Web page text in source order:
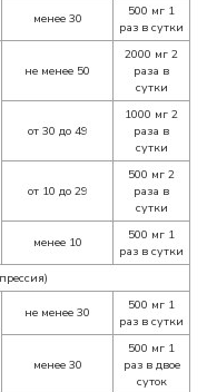
менее 30
500 мг 1
раз в сутки
не менее 50
2000 мг 2
раза в
сутки
от 30 до 49
1000 мг 2
раза в
сутки
от 10 до 29
500 мг 2
раза в
сутки
менее 10
500 мг 1
раз в сутки
не менее 30
500 мг 1
раз в сутки
менее 30
500 мг 1
раз в двое
суток